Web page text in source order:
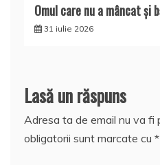
Omul care nu a mâncat şi
31 iulie 2026
Lasă un răspuns
Adresa ta de email nu va fi
obligatorii sunt marcate cu *